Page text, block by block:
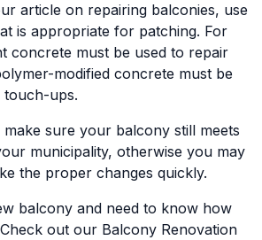
article on repairing balconies, use
is appropriate for patching. For
concrete must be used to repair
modified concrete must be
touch-ups.
sure your balcony still meets
municipality, otherwise you may
the proper changes quickly.
balcony and need to know how
out our Balcony Renovation